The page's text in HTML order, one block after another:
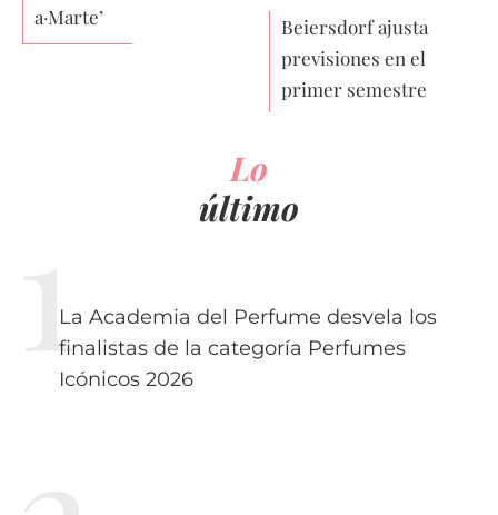
a·Marte’
Beiersdorf ajusta
previsiones en el
primer semestre
Lo
último
La Academia del Perfume desvela los
finalistas de la categoría Perfumes
Icónicos 2026